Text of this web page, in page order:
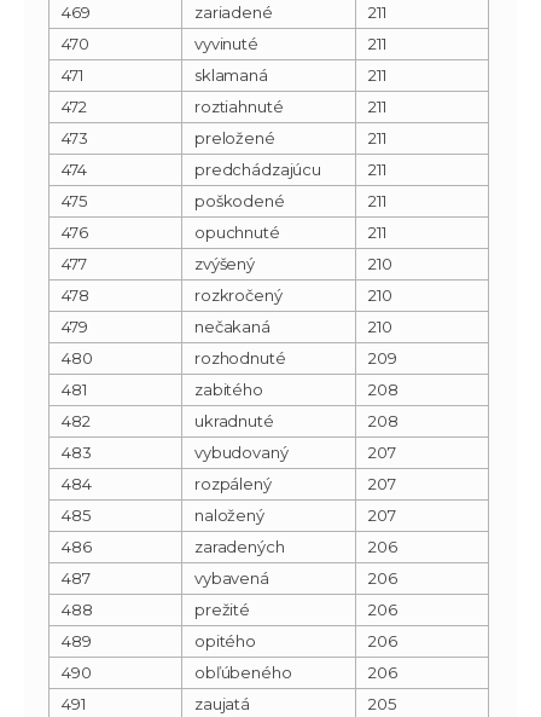
469
zariadené
211
470
vyvinuté
211
471
sklamaná
211
472
roztiahnuté
211
473
preložené
211
474
predchádzajúcu
211
475
poškodené
211
476
opuchnuté
211
477
zvýšený
210
478
rozkročený
210
479
nečakaná
210
480
rozhodnuté
209
481
zabitého
208
482
ukradnuté
208
483
vybudovaný
207
484
rozpálený
207
485
naložený
207
486
zaradených
206
487
vybavená
206
488
prežité
206
489
opitého
206
490
obľúbeného
206
491
zaujatá
205